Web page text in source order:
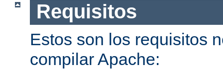
Requisitos
Estos son los requisitos
compilar Apache: